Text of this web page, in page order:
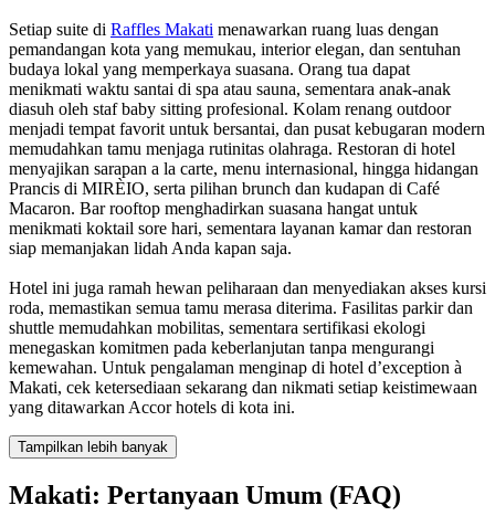
Setiap suite di Raffles Makati menawarkan ruang luas dengan
pemandangan kota yang memukau, interior elegan, dan sentuhan
budaya lokal yang memperkaya suasana. Orang tua dapat
menikmati waktu santai di spa atau sauna, sementara anak-anak
diasuh oleh staf baby sitting profesional. Kolam renang outdoor
menjadi tempat favorit untuk bersantai, dan pusat kebugaran modern
memudahkan tamu menjaga rutinitas olahraga. Restoran di hotel
menyajikan sarapan a la carte, menu internasional, hingga hidangan
Prancis di MIRÈIO, serta pilihan brunch dan kudapan di Café
Macaron. Bar rooftop menghadirkan suasana hangat untuk
menikmati koktail sore hari, sementara layanan kamar dan restoran
siap memanjakan lidah Anda kapan saja.
Hotel ini juga ramah hewan peliharaan dan menyediakan akses kursi
roda, memastikan semua tamu merasa diterima. Fasilitas parkir dan
shuttle memudahkan mobilitas, sementara sertifikasi ekologi
menegaskan komitmen pada keberlanjutan tanpa mengurangi
kemewahan. Untuk pengalaman menginap di hotel d’exception à
Makati, cek ketersediaan sekarang dan nikmati setiap keistimewaan
yang ditawarkan Accor hotels di kota ini.
Tampilkan lebih banyak
Makati: Pertanyaan Umum (FAQ)